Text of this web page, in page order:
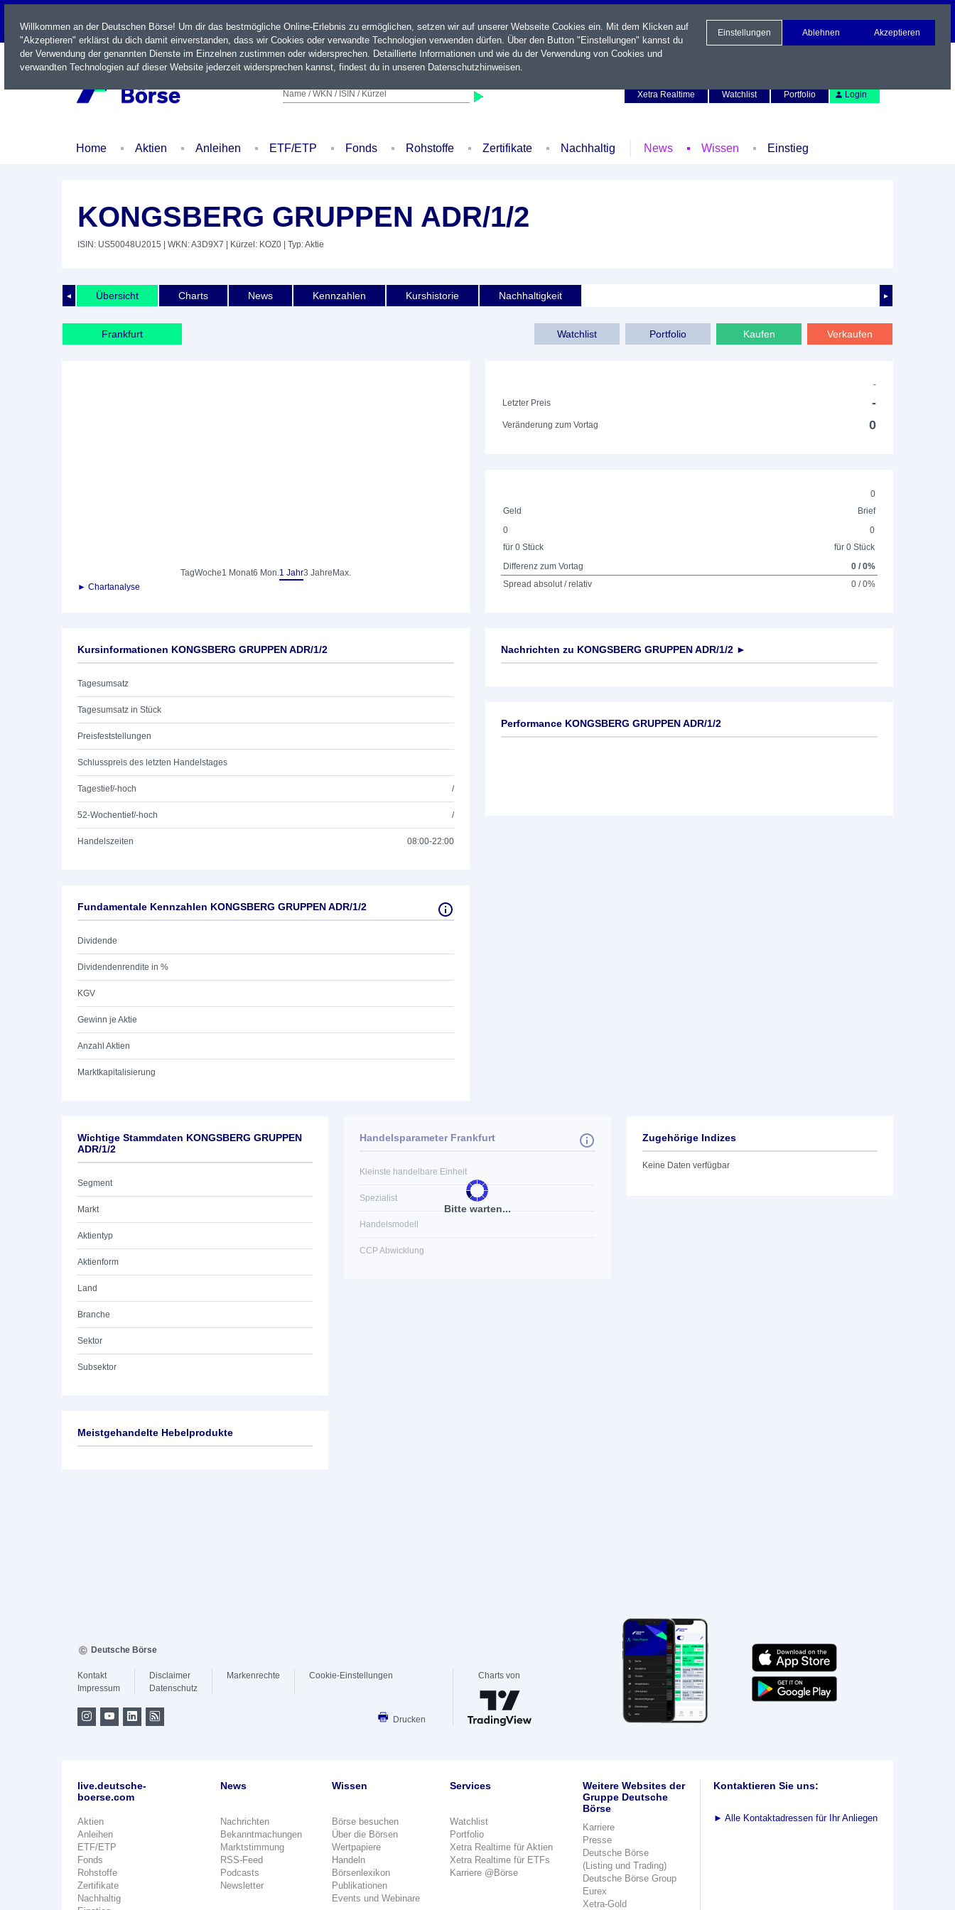
LIVE
Name / WKN / ISIN / Kürzel
Xetra Realtime
Watchlist Portfolio Login
Home Aktien Anleihen ETF/ETP Fonds Rohstoffe Zertifikate Nachhaltig News Wissen Einstieg
KONGSBERG GRUPPEN ADR/1/2
ISIN: US50048U2015 | WKN: A3D9X7 | Kürzel: KOZ0 | Typ: Aktie
◄ ►
Übersicht Charts News Kennzahlen Kurshistorie Nachhaltigkeit
Frankfurt Watchlist Portfolio Kaufen Verkaufen
TagWoche1 Monat6 Mon.1 Jahr3 Jahre Max.
► Chartanalyse
-
Letzter Preis
-
Veränderung zum Vortag 0
0
Geld
Brief
0
für 0 Stück
0
für 0 Stück
Differenz zum Vortag
0 / 0%
Spread absolut / relativ
0 / 0%
Kursinformationen KONGSBERG GRUPPEN ADR/1/2
Tagesumsatz
Tagesumsatz in Stück
Preisfeststellungen
Schlusspreis des letzten Handelstages
Tagestief/-hoch /
52-Wochentief/-hoch /
Handelszeiten 08:00-22:00
Fundamentale Kennzahlen KONGSBERG GRUPPEN ADR/1/2
Dividende
Dividendenrendite in %
KGV
Gewinn je Aktie
Anzahl Aktien
Marktkapitalisierung
Nachrichten zu KONGSBERG GRUPPEN ADR/1/2 ►
Performance KONGSBERG GRUPPEN ADR/1/2
Wichtige Stammdaten KONGSBERG GRUPPEN
ADR/1/2
Segment
Markt
Aktientyp
Aktienform
Land
Branche
Sektor
Subsektor
Bitte warten...
Handelsparameter Frankfurt
Kleinste handelbare Einheit
Spezialist
Handelsmodell
CCP Abwicklung
Zugehörige Indizes
Keine Daten verfügbar
Meistgehandelte Hebelprodukte
Willkommen an der Deutschen Börse! Um dir das bestmögliche Online-Erlebnis zu ermöglichen, setzen wir auf unserer Webseite Cookies ein. Mit dem Klicken auf
"Akzeptieren" erklärst du dich damit einverstanden, dass wir Cookies oder verwandte Technologien verwenden dürfen. Über den Button "Einstellungen" kannst du
der Verwendung der genannten Dienste im Einzelnen zustimmen oder widersprechen. Detaillierte Informationen und wie du der Verwendung von Cookies und
verwandten Technologien auf dieser Website jederzeit widersprechen kannst, findest du in unseren Datenschutzhinweisen.
Einstellungen Ablehnen Akzeptieren
Deutsche Börse
Kontakt
Impressum
Disclaimer
Datenschutz
Markenrechte Cookie-Einstellungen
Drucken
Charts von
live.deutsche-
boerse.com
Aktien
Anleihen
ETF/ETP
Fonds
Rohstoffe
Zertifikate
Nachhaltig
News
Nachrichten
Bekanntmachungen
Marktstimmung
RSS-Feed
Podcasts
Newsletter
Wissen
Börse besuchen
Über die Börsen
Wertpapiere
Handeln
Börsenlexikon
Publikationen
Events und Webinare
Services
Watchlist
Portfolio
Xetra Realtime für Aktien
Xetra Realtime für ETFs
Karriere @Börse
Weitere Websites der
Gruppe Deutsche
Börse
Karriere
Presse
Deutsche Börse
(Listing und Trading)
Deutsche Börse Group
Eurex
Xetra-Gold
Kontaktieren Sie uns:
► Alle Kontaktadressen für Ihr Anliegen